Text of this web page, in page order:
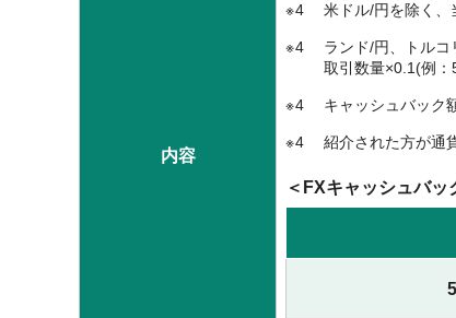
内容
4 米ドル/円を除く、
4
ランド/円、トルコ
取引数量×0.1(例：
4 キャッシュバック
4 紹介された方が通
＜FXキャッシュバッ